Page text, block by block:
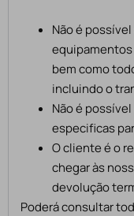
Não é
equipamentos
bem como
incluindo o
Não é
especificas
O cliente é o
chegar às
devolução
Poderá consultar